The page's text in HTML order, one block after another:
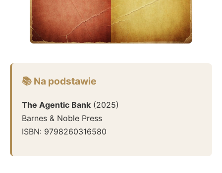
📚 Na podstawie
The Agentic Bank (2025)
Barnes & Noble Press
ISBN: 9798260316580